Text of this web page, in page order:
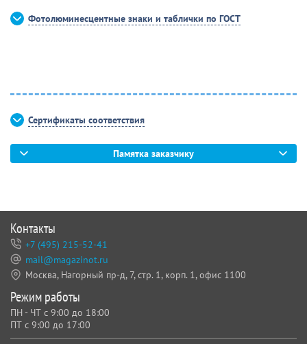
Фотолюминесцентные знаки и таблички по ГОСТ
Сертификаты соответствия
Памятка заказчику
Контакты
+7 (495) 215-52-41
mail@magazinot.ru
Москва, Нагорный пр-д, 7, стр. 1, корп. 1, офис 1100
Режим работы
ПН - ЧТ с 9:00 до 18:00
ПТ с 9:00 до 17:00